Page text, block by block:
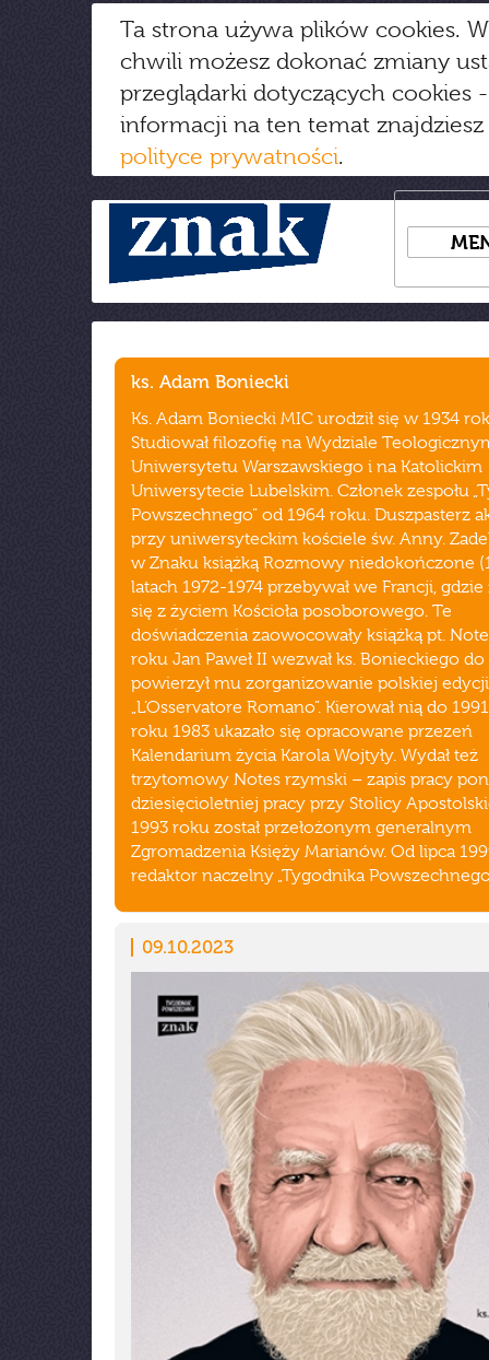
Ta strona używa plików cookies.
chwili możesz dokonać zmiany
przeglądarki dotyczących cookies
informacji na ten temat
polityce prywatności.
ks. Adam Boniecki
Ks. Adam Boniecki MIC urodził się w 1934
Studiował filozofię na Wydziale
Uniwersytetu Warszawskiego i na Katolickim
Uniwersytecie Lubelskim. Członek zespołu
Powszechnego” od 1964 roku. Duszpasterz
przy uniwersyteckim kościele św. Anny.
w Znaku książką Rozmowy niedokończone
latach 1972-1974 przebywał we Francji, gdzie
się z życiem Kościoła posoborowego. Te
doświadczenia zaowocowały książką pt.
roku Jan Paweł II wezwał ks. Bonieckiego
powierzył mu zorganizowanie polskiej edycji
„L’Osservatore Romano”. Kierował nią do
roku 1983 ukazało się opracowane przezeń
Kalendarium życia Karola Wojtyły. Wydał też
trzytomowy Notes rzymski – zapis pracy
dziesięcioletniej pracy przy Stolicy
1993 roku został przełożonym generalnym
Zgromadzenia Księży Marianów. Od lipca
redaktor naczelny „Tygodnika
09.10.2023